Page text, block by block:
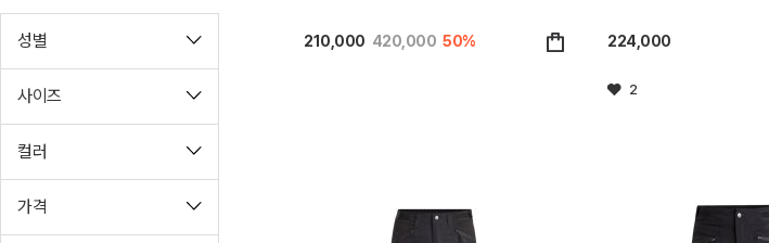
성별
사이즈
컬러
가격
210,000 420,000 50% 224,000
2